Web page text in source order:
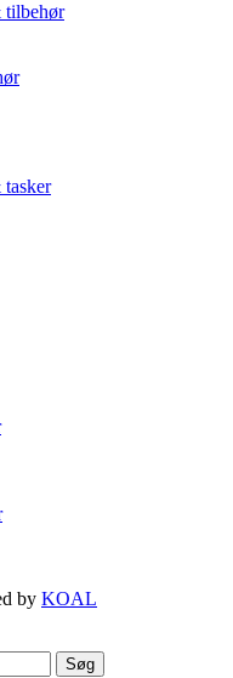
tilbehør
by KOAL
Søg